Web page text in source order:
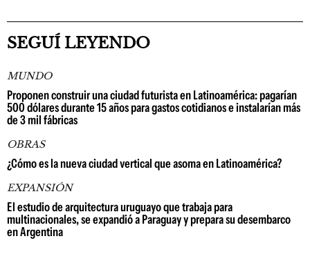
SEGUÍ LEYENDO
MUNDO
Proponen construir una ciudad futurista en Latinoamérica: pagarían
500 dólares durante 15 años para gastos cotidianos e instalarían más
de 3 mil fábricas
OBRAS
¿Cómo es la nueva ciudad vertical que asoma en Latinoamérica?
EXPANSIÓN
El estudio de arquitectura uruguayo que trabaja para
multinacionales, se expandió a Paraguay y prepara su desembarco
en Argentina